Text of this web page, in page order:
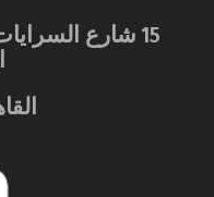
15 شارع